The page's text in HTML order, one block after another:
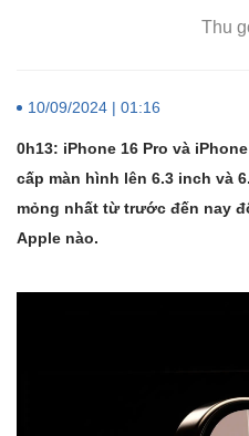
Thu
10/09/2024 | 01:16
0h13: iPhone 16 Pro và
cấp màn hình lên 6.3 inch và
mỏng nhất từ trước đến nay
Apple nào.